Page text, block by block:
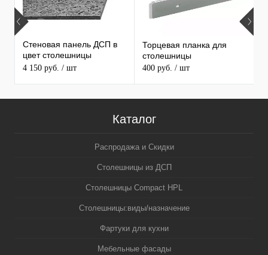
Стеновая панель ДСП в
цвет столешницы
MAERSS
4 150 руб. / шт
Торцевая планка для
столешницы
400 руб. / шт
Каталог
Распродажа и Скидки
Столешницы из ДСП
Столешницы Compact HPL
Столешницы:виды/назначение
Фартуки для кухни
Мебельные фасады